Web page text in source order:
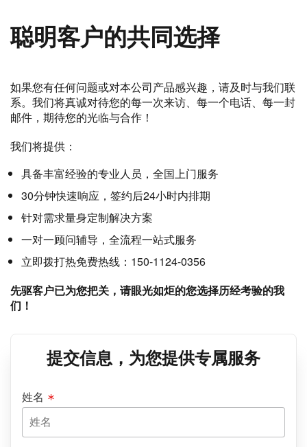
聪明客户的共同选择
如果您有任何问题或对本公司产品感兴趣，请及时与我们联
系。我们将真诚对待您的每一次来访、每一个电话、每一封
邮件，期待您的光临与合作！
我们将提供：
具备丰富经验的专业人员，全国上门服务
30分钟快速响应，签约后24小时内排期
针对需求量身定制解决方案
一对一顾问辅导，全流程一站式服务
立即拨打热免费热线：150-1124-0356
先驱客户已为您把关，请眼光如炬的您选择历经考验的我
们！
提交信息，为您提供专属服务
姓名